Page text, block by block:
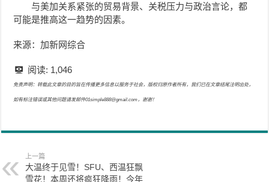
与美加关系紧张的贸易背景、关税压力与政治言论，都
可能是推高这一趋势的因素。
来源：加新网综合
阅读: 1,046
免责声明：转载此文章的目的旨在传播更多信息以服务于社会，版权归原作者所有，我们已在文章结尾注明出处，
如有标注错误或其他问题请发邮件01simple888@gmail.com，谢谢！
上一篇
大温终于见雪！SFU、西温狂飘
雪花！本周还将疯狂降雨！今年